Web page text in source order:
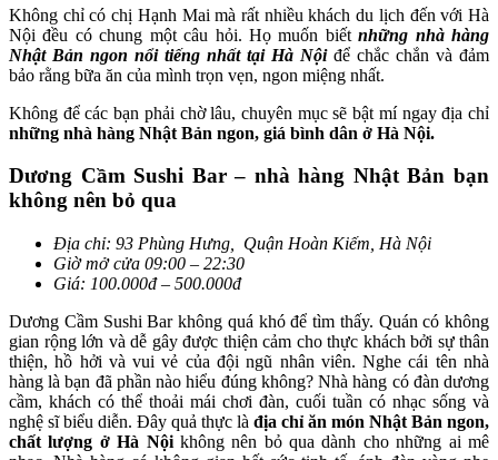
Không chỉ có chị Hạnh Mai mà rất nhiều khách du lịch đến với Hà
Nội đều có chung một câu hỏi. Họ muốn biếtnhững nhà hàng
Nhật Bản ngon nổi tiếng nhất tại Hà Nội để chắc chắn và đảm
bảo rằng bữa ăn của mình trọn vẹn, ngon miệng nhất.
Không để các bạn phải chờ lâu, chuyên mục sẽ bật mí ngay địa chỉ
những nhà hàng Nhật Bản ngon, giá bình dân ở Hà Nội.
Dương Cầm Sushi Bar – nhà hàng Nhật Bản bạn
không nên bỏ qua
Địa chỉ: 93 Phùng Hưng, Quận Hoàn Kiếm, Hà Nội
Giờ mở cửa 09:00 – 22:30
Giá: 100.000đ – 500.000đ
Dương Cầm Sushi Bar không quá khó để tìm thấy. Quán có không
gian rộng lớn và dễ gây được thiện cảm cho thực khách bởi sự thân
thiện, hồ hởi và vui vẻ của đội ngũ nhân viên. Nghe cái tên nhà
hàng là bạn đã phần nào hiểu đúng không? Nhà hàng có đàn dương
cầm, khách có thể thoải mái chơi đàn, cuối tuần có nhạc sống và
nghệ sĩ biểu diễn. Đây quả thực là địa chỉ ăn món Nhật Bản ngon,
chất lượng ở Hà Nộikhông nên bỏ qua dành cho những ai mê